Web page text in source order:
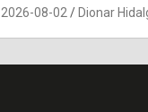
2026-08-02 Dionar